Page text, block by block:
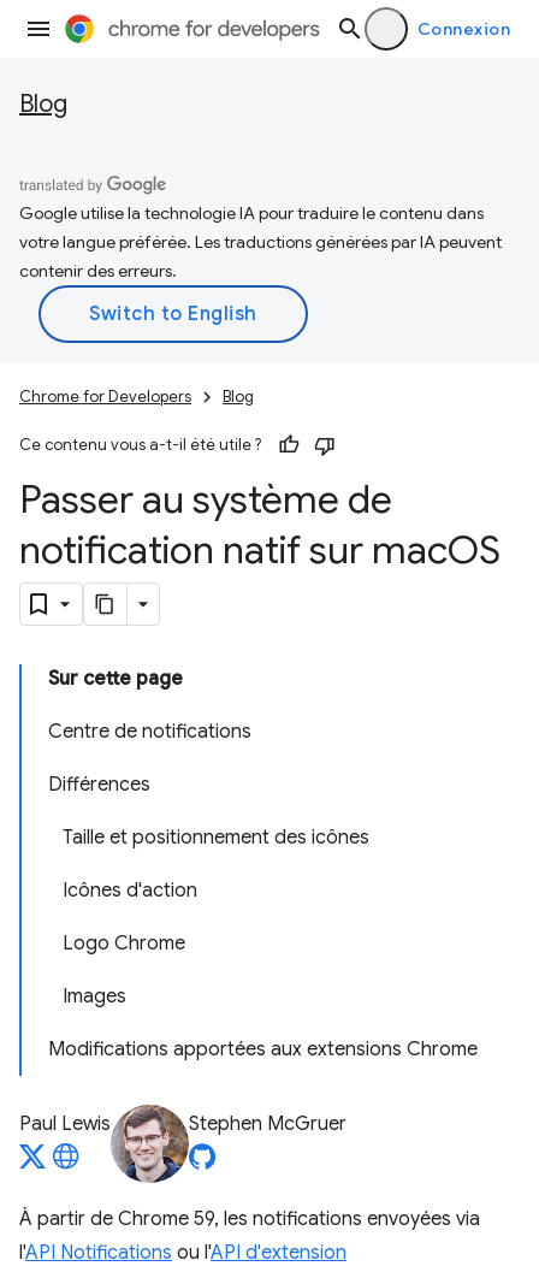
Connexion
Blog
Google utilise la technologie IA pour traduire le contenu dans
votre langue préférée. Les traductions générées par IA peuvent
contenir des erreurs.
Chrome for Developers Blog
Ce contenu vous a-t-il été utile ?
Passer au système de
notification natif sur macOS
Sur cette page
Centre de notifications
Différences
Taille et positionnement des icônes
Icônes d'action
Logo Chrome
Images
Modifications apportées aux extensions Chrome
Paul Lewis Stephen McGruer
À partir de Chrome 59, les notifications envoyées via
l'API Notifications ou l'API d'extension